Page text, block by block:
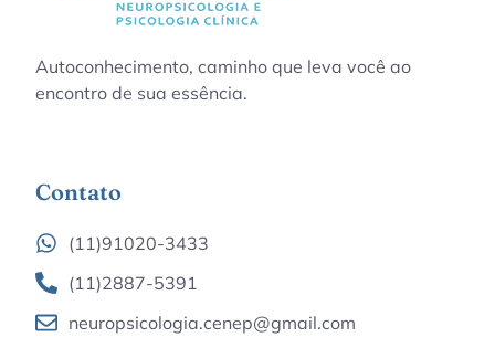
Autoconhecimento, caminho que leva você ao
encontro de sua essência.
Contato
(11)91020-3433
(11)2887-5391
neuropsicologia.cenep@gmail.com